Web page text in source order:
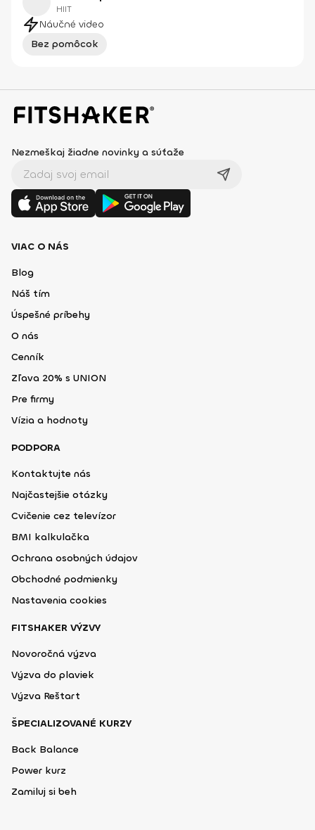
HIIT
Náučné video
Bez pomôcok
Nezmeškaj žiadne novinky a súťaže
VIAC O NÁS
Blog
Náš tím
Úspešné príbehy
O nás
Cenník
Zľava 20% s UNION
Pre firmy
Vízia a hodnoty
PODPORA
Kontaktujte nás
Najčastejšie otázky
Cvičenie cez televízor
BMI kalkulačka
Ochrana osobných údajov
Obchodné podmienky
Nastavenia cookies
FITSHAKER VÝZVY
Novoročná výzva
Výzva do plaviek
Výzva Reštart
ŠPECIALIZOVANÉ KURZY
Back Balance
Power kurz
Zamiluj si beh